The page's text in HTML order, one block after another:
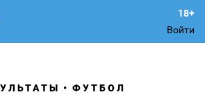
Войти
ФУТБОЛ